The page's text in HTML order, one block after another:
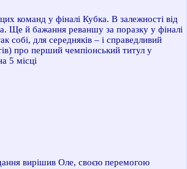
команд у фіналі Кубка. В залежності від
Ще й бажання реваншу за поразку у фіналі
собі, для середняків – і справедливий
про перший чемпіонський титул у
5 місці
вирішив Оле, своєю перемогою